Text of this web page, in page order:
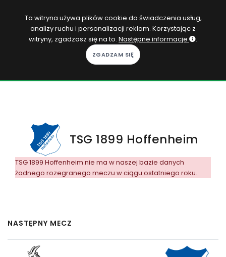
Zaloguj się
KOPACAK
DO DOMU
QUIZY
SUBSKRYPCJA
Ta witryna używa plików cookie do świadczenia usług,
analizy ruchu i personalizacji reklam. Korzystając z
witryny, zgadzasz się na to. Następne informacje .
TSG 1899 Hoffenheim
TSG 1899 Hoffenheim nie ma w naszej bazie danych
żadnego rozegranego meczu w ciągu ostatniego roku.
NASTĘPNY MECZ